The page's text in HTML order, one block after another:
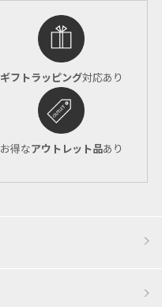
ギフトラッピング対応あり
お得なアウトレット品あり